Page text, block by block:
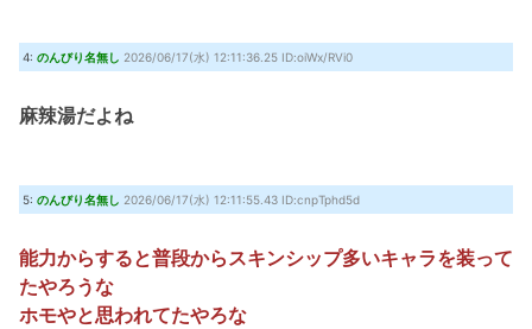
4: のんびり名無し 2026/06/17(水) 12:11:36.25 ID:oiWx/RVi0
麻辣湯だよね
5: のんびり名無し 2026/06/17(水) 12:11:55.43 ID:cnpTphd5d
能力からすると普段からスキンシップ多いキャラを装って
たやろうな
ホモやと思われてたやろな